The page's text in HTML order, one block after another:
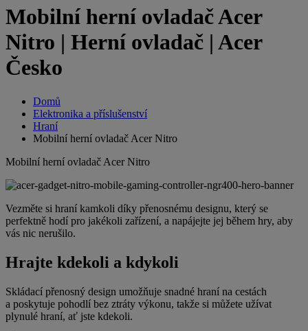
Mobilní herní ovladač Acer
Nitro | Herní ovladač | Acer
Česko
Domů
Elektronika a příslušenství
Hraní
Mobilní herní ovladač Acer Nitro
Mobilní herní ovladač Acer Nitro
Vezměte si hraní kamkoli díky přenosnému designu, který se
perfektně hodí pro jakékoli zařízení, a napájejte jej během hry, aby
vás nic nerušilo.
Hrajte kdekoli a kdykoli
Skládací přenosný design umožňuje snadné hraní na cestách
a poskytuje pohodlí bez ztráty výkonu, takže si můžete užívat
plynulé hraní, ať jste kdekoli.